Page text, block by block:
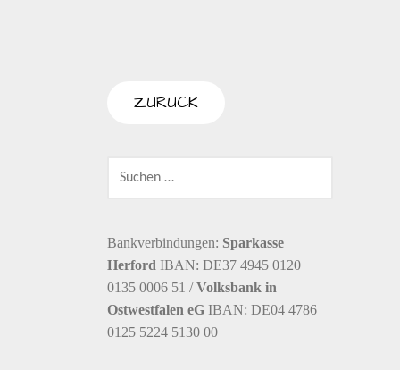
NACH:
Bankverbindungen: Sparkasse
HerfordIBAN: DE37 4945 0120
0135 0006 51 /Volksbank in
Ostwestfalen eGIBAN: DE04 4786
0125 5224 5130 00